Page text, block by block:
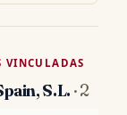
VINCULADAS
S.L. · 2